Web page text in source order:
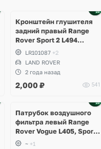
Кронштейн глушителя
задний правый Range
Rover Sport 2 L494
рестайлинг
LR101087 +2
LAND ROVER
2 года назад
2,000 ₽ 541
Патрубок воздушного
фильтра левый Range
Rover Vogue L405, Sport
2 L494 рестайлинг
~ +1